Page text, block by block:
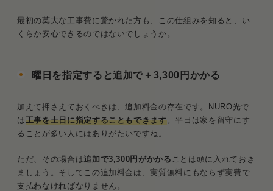
最初の莫大な工事費に驚かれた方も、この仕組みを知ると、い
くらか安心できるのではないでしょうか。
曜日を指定すると追加で＋3,300円かかる
加えて押さえておくべきは、追加料金の存在です。NURO光で
は工事を土日に指定することもできます。平日は家を留守にす
ることが多い人にはありがたいですね。
ただ、その場合は追加で3,300円がかかる ことは頭に入れておき
ましょう。そしてこの追加料金は、実質無料にもならず実費で
支払わなければなりません。